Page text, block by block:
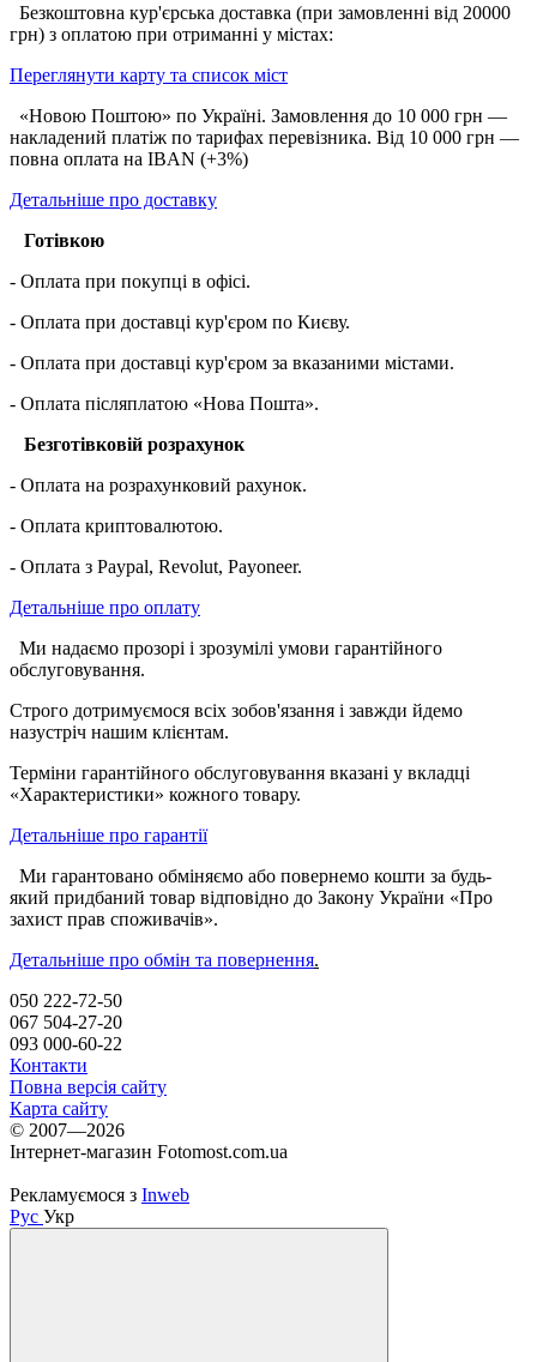
Безкоштовна кур'єрська доставка (при замовленні від 20000
грн) з оплатою при отриманні у містах:
Переглянути карту та список міст
«Новою Поштою» по Україні. Замовлення до 10 000 грн —
накладений платіж по тарифах перевізника. Від 10 000 грн —
повна оплата на IBAN (+3%)
Детальніше про доставку
Готівкою
- Оплата при покупці в офісі.
- Оплата при доставці кур'єром по Києву.
- Оплата при доставці кур'єром за вказаними містами.
- Оплата післяплатою «Нова Пошта».
Безготівковій розрахунок
- Оплата на розрахунковий рахунок.
- Оплата криптовалютою.
- Оплата з Paypal, Revolut, Payoneer.
Детальніше про оплату
Ми надаємо прозорі і зрозумілі умови гарантійного
обслуговування.
Строго дотримуємося всіх зобов'язання і завжди йдемо
назустріч нашим клієнтам.
Терміни гарантійного обслуговування вказані у вкладці
«Характеристики» кожного товару.
Детальніше про гарантії
Ми гарантовано обміняємо або повернемо кошти за будь-
який придбаний товар відповідно до Закону України «Про
захист прав споживачів».
Детальніше про обмін та повернення.
050 222-72-50
067 504-27-20
093 000-60-22
Контакти
Повна версія сайту
Карта сайту
© 2007—2026
Інтернет-магазин Fotomost.com.ua
Рекламуємося з Inweb
Рус Укр